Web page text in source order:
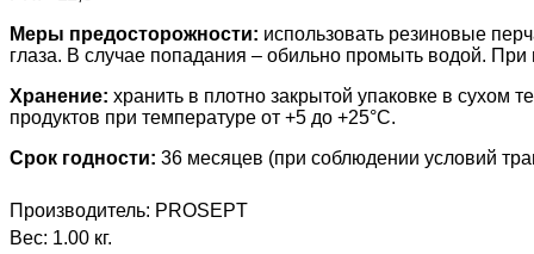
Меры предосторожности: использовать резиновые
глаза. В случае попадания – обильно промыть водой. При
Хранение: хранить в плотно закрытой упаковке в
продуктов при температуре от +5 до +25°С.
Срок годности: 36 месяцев (при соблюдении условий
Производитель: PROSEPT
Вес: 1.00 кг.